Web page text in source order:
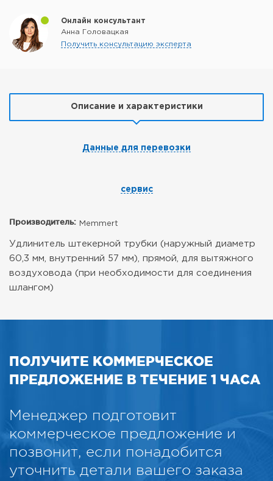
Онлайн консультант
Анна Головацкая
Получить консультацию эксперта
Описание и характеристики
Данные для перевозки
сервис
Производитель: Memmert
Удлинитель штекерной трубки (наружный диаметр
60,3 мм, внутренний 57 мм), прямой, для вытяжного
воздуховода (при необходимости для соединения
шлангом)
ПОЛУЧИТЕ КОММЕРЧЕСКОЕ
ПРЕДЛОЖЕНИЕ В ТЕЧЕНИЕ 1 ЧАСА
Менеджер подготовит
коммерческое предложение и
позвонит, если понадобится
уточнить детали вашего заказа